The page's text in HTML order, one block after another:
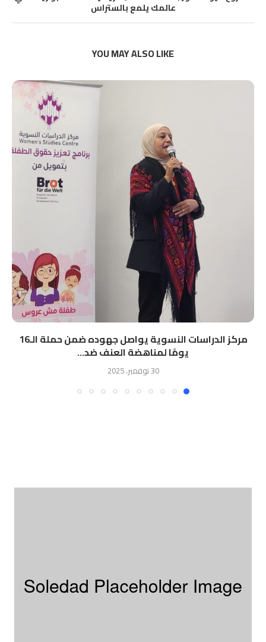
عالمك يلمع بالستراس
YOU MAY ALSO LIKE
مركز الدراسات النسوية يواصل جهوده ضمن حملة الـ16
يومًا لمناهضة العنف ضد...
30 نوفمبر، 2025